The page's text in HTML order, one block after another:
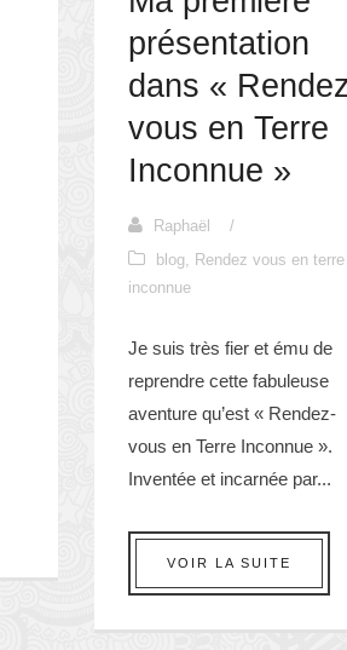
présentation
dans «
vous en Terre
Inconnue »
Raphaël
/
blog, Rendez vous en terre
inconnue
Je suis très fier et ému de
reprendre cette fabuleuse
aventure qu’est « Rendez-
vous en Terre Inconnue ».
Inventée et incarnée par...
VOIR LA SUITE